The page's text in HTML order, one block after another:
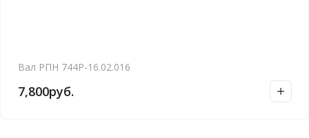
Вал РПН 744Р-16.02.016
7,800руб.